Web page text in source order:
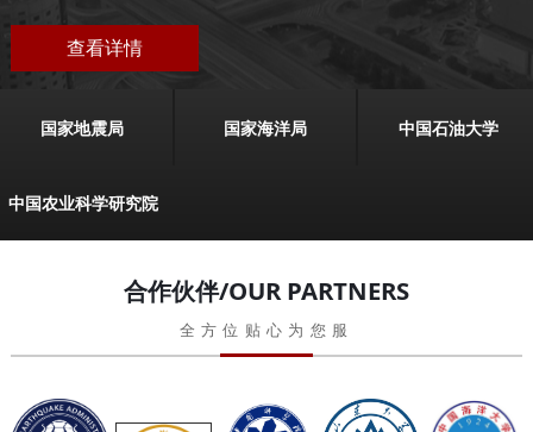
查看详情
国家地震局 国家海洋局 中国石油大学
中国农业科学研究院
合作伙伴/OUR PARTNERS
全方位贴心为您服